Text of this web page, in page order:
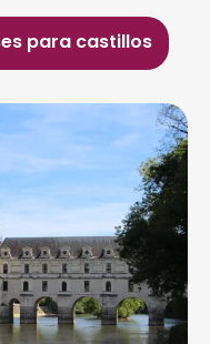
para castillos